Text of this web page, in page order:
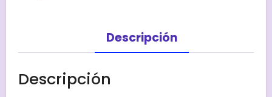
Descripción
Descripción